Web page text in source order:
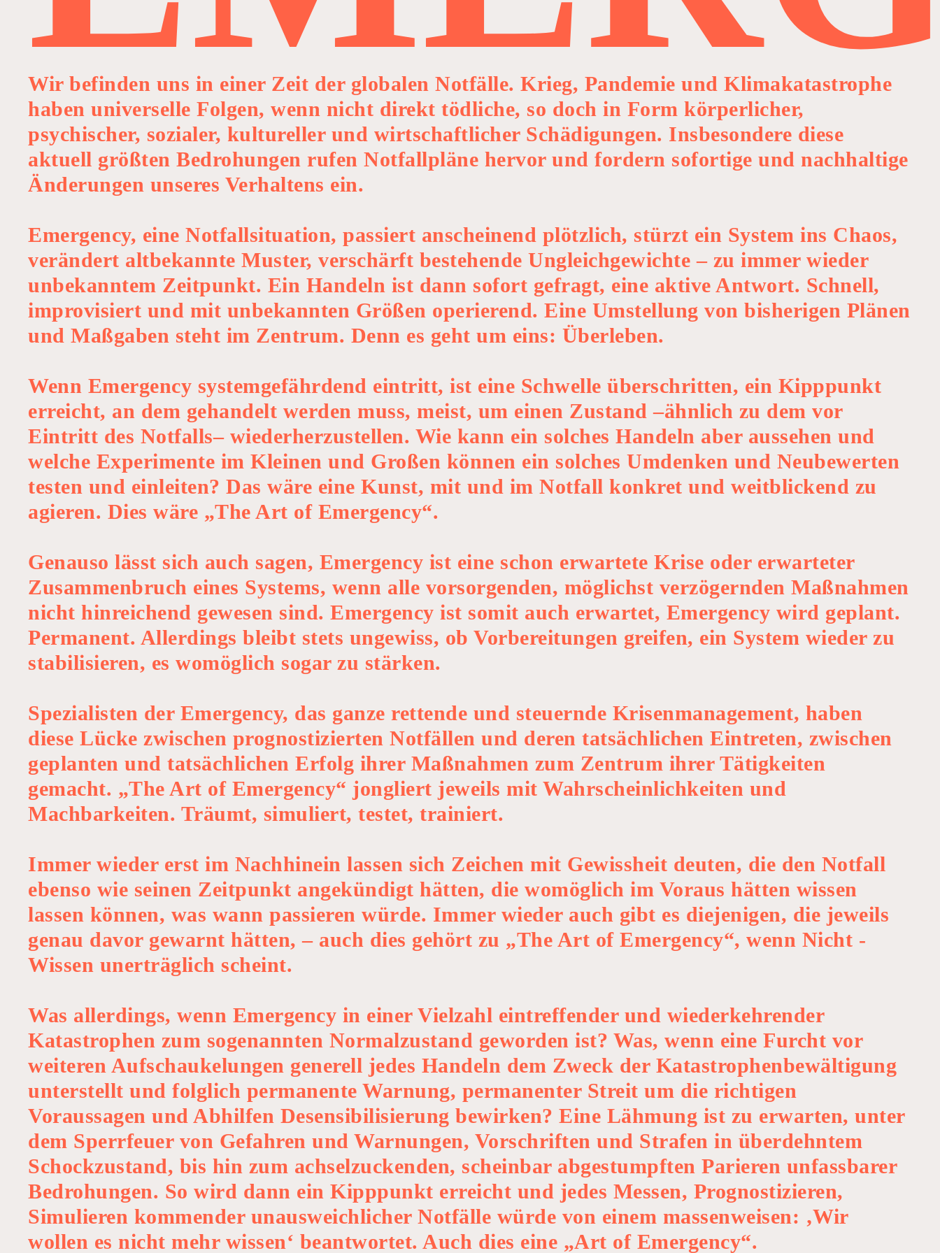
Wir befinden uns in einer Zeit der globalen Notfälle. Krieg, Pandemie und Klimakatastrophe
haben universelle Folgen, wenn nicht direkt tödliche, so doch in Form körperlicher,
psychischer, sozialer, kultureller und wirtschaftlicher Schädigungen. Insbesondere diese
aktuell größten Bedrohungen rufen Notfallpläne hervor und fordern sofortige und nachhaltige
Änderungen unseres Verhaltens ein.
Emergency, eine Notfallsituation, passiert anscheinend plötzlich, stürzt ein System ins Chaos,
verändert altbekannte Muster, verschärft bestehende Ungleichgewichte – zu immer wieder
unbekanntem Zeitpunkt. Ein Handeln ist dann sofort gefragt, eine aktive Antwort. Schnell,
improvisiert und mit unbekannten Größen operierend. Eine Umstellung von bisherigen Plänen
und Maßgaben steht im Zentrum. Denn es geht um eins: Überleben.
Wenn Emergency systemgefährdend eintritt, ist eine Schwelle überschritten, ein Kipppunkt
erreicht, an dem gehandelt werden muss, meist, um einen Zustand –ähnlich zu dem vor
Eintritt des Notfalls– wiederherzustellen. Wie kann ein solches Handeln aber aussehen und
welche Experimente im Kleinen und Großen können ein solches Umdenken und Neubewerten
testen und einleiten? Das wäre eine Kunst, mit und im Notfall konkret und weitblickend zu
agieren. Dies wäre „The Art of Emergency“.
Genauso lässt sich auch sagen, Emergency ist eine schon erwartete Krise oder erwarteter
Zusammenbruch eines Systems, wenn alle vorsorgenden, möglichst verzögernden Maßnahmen
nicht hinreichend gewesen sind. Emergency ist somit auch erwartet, Emergency wird geplant.
Permanent. Allerdings bleibt stets ungewiss, ob Vorbereitungen greifen, ein System wieder zu
stabilisieren, es womöglich sogar zu stärken.
Spezialisten der Emergency, das ganze rettende und steuernde Krisenmanagement, haben
diese Lücke zwischen prognostizierten Notfällen und deren tatsächlichen Eintreten, zwischen
geplanten und tatsächlichen Erfolg ihrer Maßnahmen zum Zentrum ihrer Tätigkeiten
gemacht. „The Art of Emergency“ jongliert jeweils mit Wahrscheinlichkeiten und
Machbarkeiten. Träumt, simuliert, testet, trainiert.
Immer wieder erst im Nachhinein lassen sich Zeichen mit Gewissheit deuten, die den Notfall
ebenso wie seinen Zeitpunkt angekündigt hätten, die womöglich im Voraus hätten wissen
lassen können, was wann passieren würde. Immer wieder auch gibt es diejenigen, die jeweils
genau davor gewarnt hätten, – auch dies gehört zu „The Art of Emergency“, wenn Nicht -
Wissen unerträglich scheint.
Was allerdings, wenn Emergency in einer Vielzahl eintreffender und wiederkehrender
Katastrophen zum sogenannten Normalzustand geworden ist? Was, wenn eine Furcht vor
weiteren Aufschaukelungen generell jedes Handeln dem Zweck der Katastrophenbewältigung
unterstellt und folglich permanente Warnung, permanenter Streit um die richtigen
Voraussagen und Abhilfen Desensibilisierung bewirken? Eine Lähmung ist zu erwarten, unter
dem Sperrfeuer von Gefahren und Warnungen, Vorschriften und Strafen in überdehntem
Schockzustand, bis hin zum achselzuckenden, scheinbar abgestumpften Parieren unfassbarer
Bedrohungen. So wird dann ein Kipppunkt erreicht und jedes Messen, Prognostizieren,
Simulieren kommender unausweichlicher Notfälle würde von einem massenweisen: ‚Wir
wollen es nicht mehr wissen‘ beantwortet. Auch dies eine „Art of Emergency“.